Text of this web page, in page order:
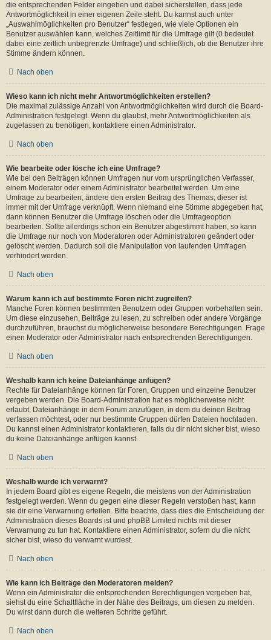
die entsprechenden Felder eingeben und dabei sicherstellen, dass jede
Antwortmöglichkeit in einer eigenen Zeile steht. Du kannst auch unter
„Auswahlmöglichkeiten pro Benutzer“ festlegen, wie viele Optionen ein
Benutzer auswählen kann, welches Zeitlimit für die Umfrage gilt (0 bedeutet
dabei eine zeitlich unbegrenzte Umfrage) und schließlich, ob die Benutzer ihre
Stimme ändern können.
Nach oben
Wieso kann ich nicht mehr Antwortmöglichkeiten erstellen?
Die maximal zulässige Anzahl von Antwortmöglichkeiten wird durch die Board-
Administration festgelegt. Wenn du glaubst, mehr Antwortmöglichkeiten als
zugelassen zu benötigen, kontaktiere einen Administrator.
Nach oben
Wie bearbeite oder lösche ich eine Umfrage?
Wie bei den Beiträgen können Umfragen nur vom ursprünglichen Verfasser,
einem Moderator oder einem Administrator bearbeitet werden. Um eine
Umfrage zu bearbeiten, ändere den ersten Beitrag des Themas; dieser ist
immer mit der Umfrage verknüpft. Wenn niemand eine Stimme abgegeben hat,
dann können Benutzer die Umfrage löschen oder die Umfrageoption
bearbeiten. Sollte allerdings schon ein Benutzer abgestimmt haben, so kann
die Umfrage nur noch von Moderatoren oder Administratoren geändert oder
gelöscht werden. Dadurch soll die Manipulation von laufenden Umfragen
verhindert werden.
Nach oben
Warum kann ich auf bestimmte Foren nicht zugreifen?
Manche Foren können bestimmten Benutzern oder Gruppen vorbehalten sein.
Um diese einzusehen, Beiträge zu lesen, zu schreiben oder andere Vorgänge
durchzuführen, brauchst du möglicherweise besondere Berechtigungen. Frage
einen Moderator oder Administrator nach entsprechenden Berechtigungen.
Nach oben
Weshalb kann ich keine Dateianhänge anfügen?
Rechte für Dateianhänge können für Foren, Gruppen und einzelne Benutzer
vergeben werden. Die Board-Administration hat es möglicherweise nicht
erlaubt, Dateianhänge in dem Forum anzufügen, in dem du deinen Beitrag
verfassen möchtest, oder nur bestimmte Gruppen dürfen Dateien hochladen.
Du kannst einen Administrator kontaktieren, falls du dir nicht sicher bist, wieso
du keine Dateianhänge anfügen kannst.
Nach oben
Weshalb wurde ich verwarnt?
In jedem Board gibt es eigene Regeln, die meistens von der Administration
festgelegt werden. Wenn du gegen eine dieser Regeln verstoßen hast, kann
sie dir eine Verwarnung erteilen. Bitte beachte, dass dies die Entscheidung der
Administration dieses Boards ist und phpBB Limited nichts mit dieser
Verwarnung zu tun hat. Kontaktiere einen Administrator, sofern du die nicht
sicher bist, wieso du verwarnt wurdest.
Nach oben
Wie kann ich Beiträge den Moderatoren melden?
Wenn ein Administrator die entsprechenden Berechtigungen vergeben hat,
siehst du eine Schaltfläche in der Nähe des Beitrags, um diesen zu melden.
Du wirst dann durch die weiteren Schritte geführt.
Nach oben